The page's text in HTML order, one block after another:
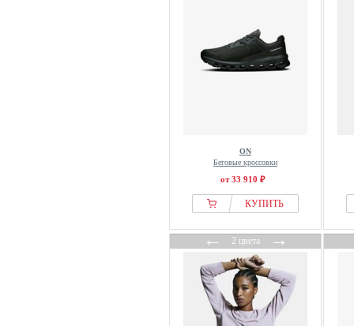
ON
Беговые кроссовки
от 33 910 ₽
КУПИТЬ
←2 цвета→